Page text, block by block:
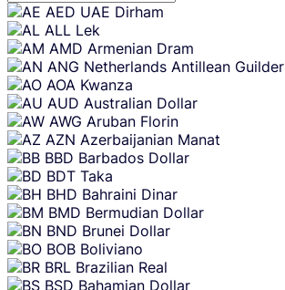
Skip
content
AED UAE Dirham
ALL Lek
AMD Armenian Dram
ANG Netherlands Antillean Guilder
AOA Kwanza
AUD Australian Dollar
AWG Aruban Florin
AZN Azerbaijanian Manat
BBD Barbados Dollar
BDT Taka
BHD Bahraini Dinar
BMD Bermudian Dollar
BND Brunei Dollar
BOB Boliviano
BRL Brazilian Real
BSD Bahamian Dollar